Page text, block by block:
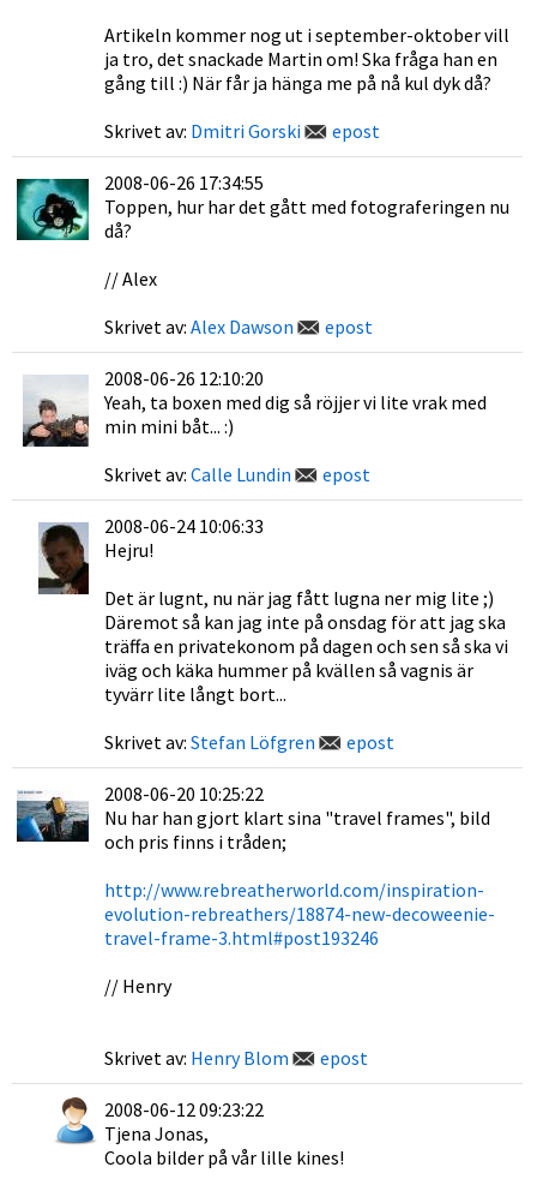
Artikeln kommer nog ut i september-oktober vill
ja tro, det snackade Martin om! Ska fråga han en
gång till :) När får ja hänga me på nå kul dyk då?
Skrivet av: Dmitri Gorski epost
2008-06-26 17:34:55
Toppen, hur har det gått med fotograferingen nu
då?
// Alex
Skrivet av: Alex Dawson epost
2008-06-26 12:10:20
Yeah, ta boxen med dig så röjjer vi lite vrak med
min mini båt... :)
Skrivet av: Calle Lundin epost
2008-06-24 10:06:33
Hejru!
Det är lugnt, nu när jag fått lugna ner mig lite ;)
Däremot så kan jag inte på onsdag för att jag ska
träffa en privatekonom på dagen och sen så ska vi
iväg och käka hummer på kvällen så vagnis är
tyvärr lite långt bort...
Skrivet av: Stefan Löfgren epost
2008-06-20 10:25:22
Nu har han gjort klart sina "travel frames", bild
och pris finns i tråden;
http://www.rebreatherworld.com/inspiration-
evolution-rebreathers/18874-new-decoweenie-
travel-frame-3.html#post193246
// Henry
Skrivet av: Henry Blom epost
2008-06-12 09:23:22
Tjena Jonas,
Coola bilder på vår lille kines!